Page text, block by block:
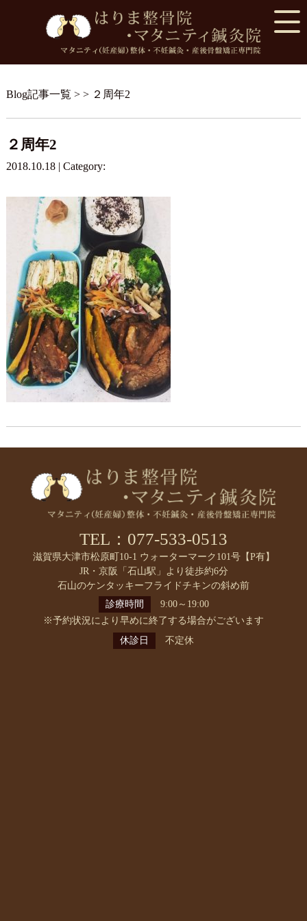
Blog記事一覧 > > ２周年2
２周年2
2018.10.18 | Category:
TEL：077-533-0513
滋賀県大津市松原町10-1 ウォーターマーク101号【P有】
JR・京阪「石山駅」より徒歩約6分
石山のケンタッキーフライドチキンの斜め前
診療時間
9:00～19:00
※予約状況により早めに終了する場合がございます
休診日
不定休